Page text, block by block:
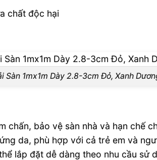
chất độc hại
Sàn 1mx1m Dày 2.8-3cm Đỏ, Xanh
chấn, bảo vệ sàn nhà và hạn chế
da, phù hợp với cả trẻ em và
lắp đặt dễ dàng theo nhu cầu sử